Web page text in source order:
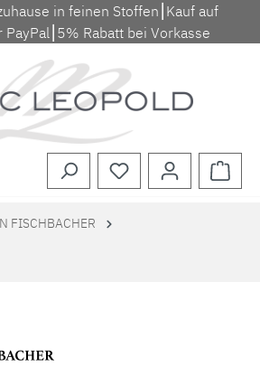
in feinen Stoffen⎮Kauf auf
PayPal⎮5% Rabatt bei Vorkasse
FISCHBACHER